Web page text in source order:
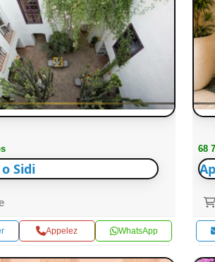
Sidi
Appelez WhatsApp
68